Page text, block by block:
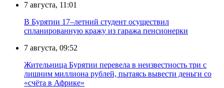
7 августа, 11:01
В Бурятии 17–летний студент осуществил
спланированную кражу из гаража пенсионерки
7 августа, 09:52
Жительница Бурятии перевела в неизвестность три с
лишним миллиона рублей, пытаясь вывести деньги со
«счёта в Африке»